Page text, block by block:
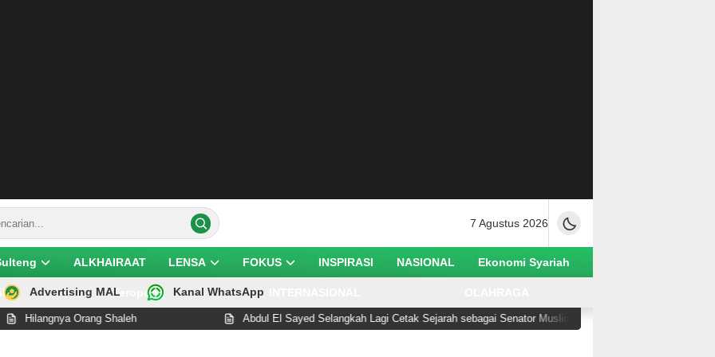
7 Agustus 2026
ALKHAIRAAT LENSA FOKUS INSPIRASI NASIONAL Ekonomi Syariah
Teropong
Advertising MAL Kanal WhatsApp
Orang Shaleh Abdul El Sayed Selangkah Lagi Cetak Sejarah sebagai Senator Muslim Pertama AS